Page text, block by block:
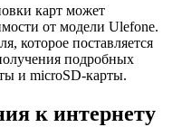
карт может
от модели Ulefone.
которое поставляется
подробных
и microSD-карты.
к интернету